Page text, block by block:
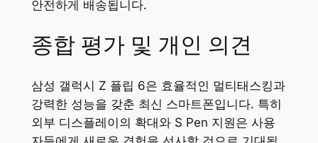
안전하게 배송됩니다.
종합 평가 및 개인 의견
삼성 갤럭시 Z 플립 6은 효율적인 멀티태스킹과
강력한 성능을 갖춘 최신 스마트폰입니다. 특히
외부 디스플레이의 확대와 S Pen 지원은 사용